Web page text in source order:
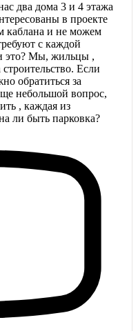
два дома 3 и 4 этажа
в проекте
каблана и не можем
с каждой
это? Мы, жильцы ,
Если
обратиться за
небольшой вопрос,
, каждая из
ли быть парковка?